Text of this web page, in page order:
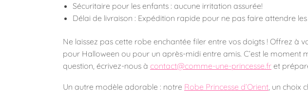
Sécuritaire pour les enfants : aucune irritation assurée!
Délai de livraison : Expédition rapide pour ne pas faire attendre
Ne laissez pas cette robe enchantée filer entre vos doigts ! Offrez à
pour Halloween ou pour un après-midi entre amis. C’est le
question, écrivez-nous à contact@comme-une-princesse.fret
Un autre modèle adorable : notre Robe Princesse d’Orient, un choix